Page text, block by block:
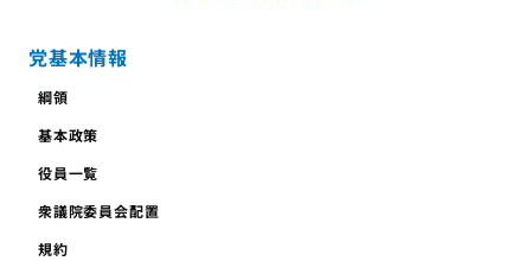
党基本情報
綱領
基本政策
役員一覧
衆議院委員会配置
規約